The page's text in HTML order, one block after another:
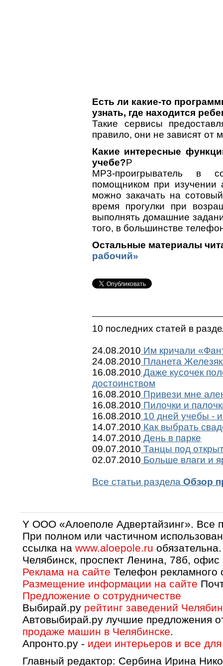
Есть ли какие-то
узнать, где находится
Такие сервисы
правило, они не зависят от
Какие интересные
учебе?P
MP3-проигрыватель в
помощником при изучении
можно закачать на
время прогулки при
выполнять домашние
того, в большинстве
Остальные материалы
рабочий»
10 последних статей в
24.08.2010 Им кричали
24.08.2010 Планета
16.08.2010 Даже кусочек
достоинством
16.08.2010 Привези мне
16.08.2010 Пилочки и
16.08.2010 10 дней учебы -
14.07.2010 Как выбрать
14.07.2010 День в парке
09.07.2010 Танцы под
02.07.2010 Больше влаги и
Все статьи раздела Обзор
Y OOO «Алоеполе Адвертайзинг».
При полном или частичном
ссылка на www.aloepole.ru обязательна.
Челябинск, проспект Ленина, 78б, офис
Реклама на сайте Телефон рекламного
Размещение информации на сайте
Предложение о сотрудничестве
Выбирай.ру рейтинг заведений
Автовыбирай.ру лучшие предложения
продаже машин в Челябинске.
Апронто.ру - идеи интерьеров и все
Главный редактор: Сербина Ирина